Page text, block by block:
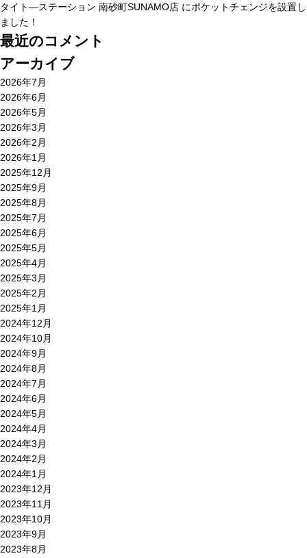
タイト―ステーション 南砂町SUNAMO店 にポケットチェンジを設置し
ました！
最近のコメント
アーカイブ
2026年7月
2026年6月
2026年5月
2026年3月
2026年2月
2026年1月
2025年12月
2025年9月
2025年8月
2025年7月
2025年6月
2025年5月
2025年4月
2025年3月
2025年2月
2025年1月
2024年12月
2024年10月
2024年9月
2024年8月
2024年7月
2024年6月
2024年5月
2024年4月
2024年3月
2024年2月
2024年1月
2023年12月
2023年11月
2023年10月
2023年9月
2023年8月